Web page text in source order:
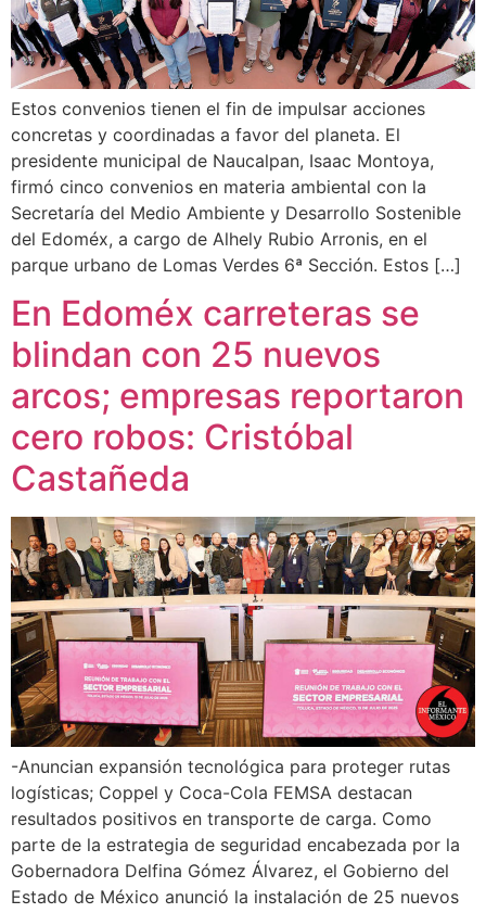
Estos convenios tienen el fin de impulsar acciones
concretas y coordinadas a favor del planeta. El
presidente municipal de Naucalpan, Isaac Montoya,
firmó cinco convenios en materia ambiental con la
Secretaría del Medio Ambiente y Desarrollo Sostenible
del Edoméx, a cargo de Alhely Rubio Arronis, en el
parque urbano de Lomas Verdes 6ª Sección. Estos […]
En Edoméx carreteras se
blindan con 25 nuevos
arcos; empresas reportaron
cero robos: Cristóbal
Castañeda
-Anuncian expansión tecnológica para proteger rutas
logísticas; Coppel y Coca-Cola FEMSA destacan
resultados positivos en transporte de carga. Como
parte de la estrategia de seguridad encabezada por la
Gobernadora Delfina Gómez Álvarez, el Gobierno del
Estado de México anunció la instalación de 25 nuevos